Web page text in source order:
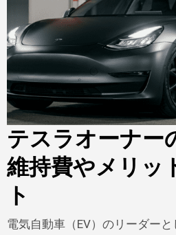
テスラオーナー
維持費やメリッ
ト
電気自動車（EV）のリーダーとして知られるテスラは、